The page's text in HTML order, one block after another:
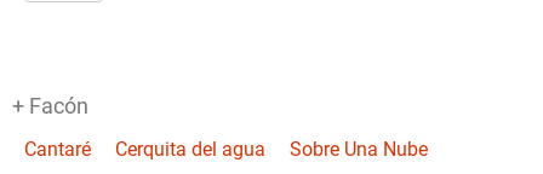
+ Facón
Cantaré Cerquita del agua Sobre Una Nube